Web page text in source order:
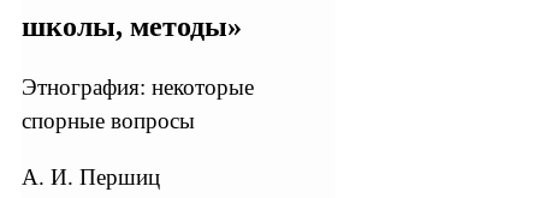
школы, методы»
Этнография: некоторые
спорные вопросы
А. И. Першиц